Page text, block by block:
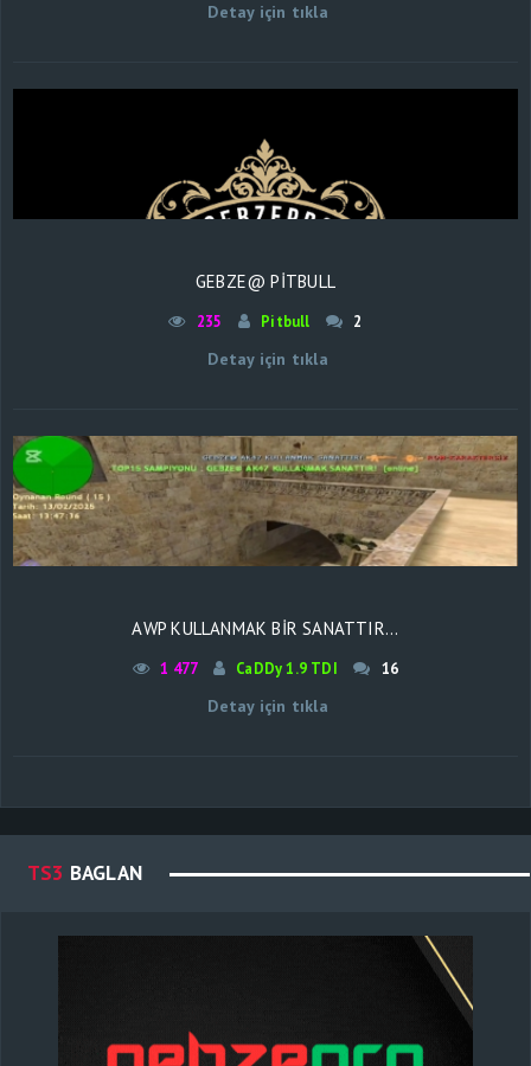
Detay için tıkla
GEBZE@ PİTBULL
235 Pitbull 2
Detay için tıkla
AWP KULLANMAK BIR SANATTIR...
1 477 CaDDy 1.9 TDI 16
Detay için tıkla
TS3 BAGLAN